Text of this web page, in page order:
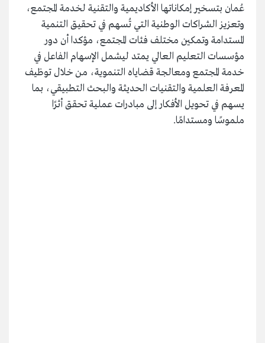
عُمان بتسخير إمكاناتها الأكاديمية والتقنية لخدمة المجتمع،
وتعزيز الشراكات الوطنية التي تُسهم في تحقيق التنمية
المستدامة وتمكين مختلف فئات المجتمع، مؤكدا أن دور
مؤسسات التعليم العالي يمتد ليشمل الإسهام الفاعل في
خدمة المجتمع ومعالجة قضاياه التنموية، من خلال توظيف
المعرفة العلمية والتقنيات الحديثة والبحث التطبيقي، بما
يسهم في تحويل الأفكار إلى مبادرات عملية تحقق أثرًا
ملموسًا ومستدامًا.